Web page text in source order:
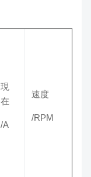
現
在
/A
速度
/RPM